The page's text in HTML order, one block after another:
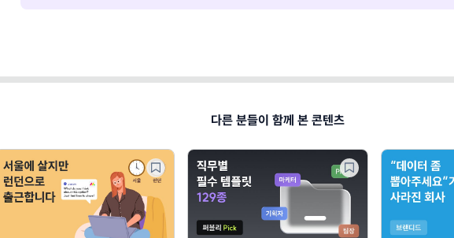
다른 분들이 함께 본 콘텐츠